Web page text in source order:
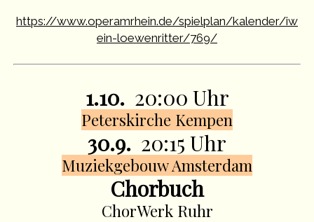
https://www.operamrhein.de/spielplan/kalender/iw
ein-loewenritter/769/
1.10. 20:00 Uhr
Peterskirche Kempen
30.9. 20:15 Uhr
Muziekgebouw Amsterdam
Chorbuch
ChorWerk Ruhr